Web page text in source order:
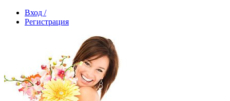
Вход /
Регистрация